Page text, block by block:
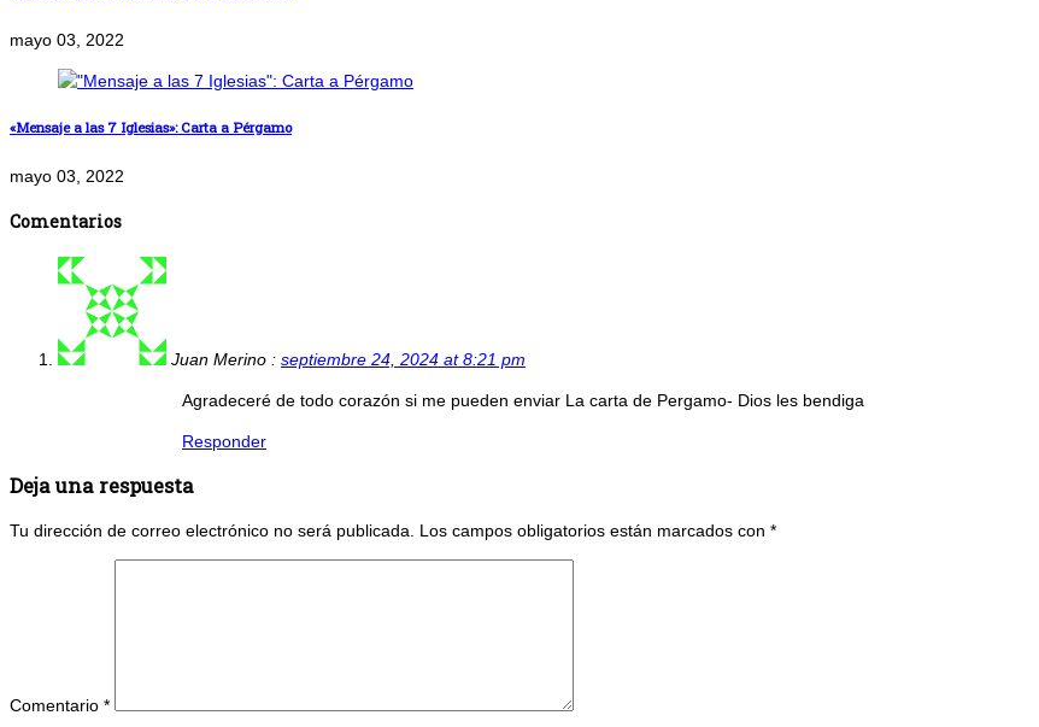
mayo 03, 2022
«Mensaje a las 7 Iglesias»: Carta a Pérgamo
mayo 03, 2022
Comentarios
Juan Merino : septiembre 24, 2024 at 8:21 pm
Agradeceré de todo corazón si me pueden enviar La carta de Pergamo- Dios les bendiga
Responder
Deja una respuesta
Tu dirección de correo electrónico no será publicada. Los campos obligatorios están marcados con *
Comentario *